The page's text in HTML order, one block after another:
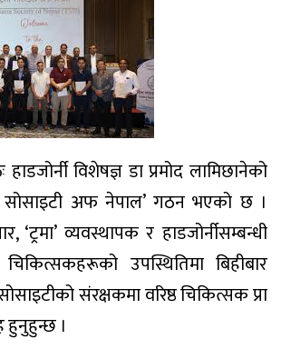
विशेषज्ञ डा प्रमोद लामिछानेको
सोसाइटी अफ नेपाल’ गठन भएको छ ।
‘ट्रमा’ व्यवस्थापक र हाडजोर्नीसम्बन्धी
उपस्थितिमा बिहीबार
संरक्षकमा वरिष्ठ चिकित्सक प्रा
हुनुहुन्छ ।